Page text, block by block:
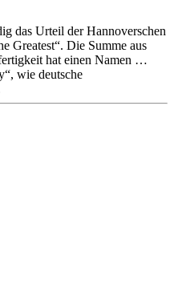
das Urteil der Hannoverschen
Greatest“. Die Summe aus
hat einen Namen …
wie deutsche